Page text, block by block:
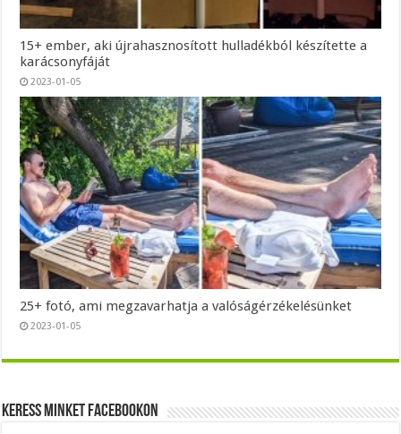
15+ ember, aki újrahasznosított hulladékból készítette a
karácsonyfáját
2023-01-05
25+ fotó, ami megzavarhatja a valóságérzékelésünket
2023-01-05
Keress minket Facebookon